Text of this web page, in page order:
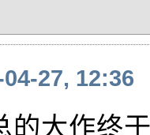
27, 12:36
的大作终